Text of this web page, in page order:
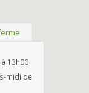
13h00
midi de